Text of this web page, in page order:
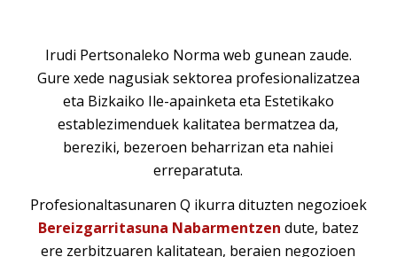
Irudi Pertsonaleko Norma web gunean zaude.
Gure xede nagusiak sektorea profesionalizatzea
eta Bizkaiko Ile-apainketa eta Estetikako
establezimenduek kalitatea bermatzea da,
bereziki, bezeroen beharrizan eta nahiei
erreparatuta.
Profesionaltasunaren Q ikurra dituzten negozioek
Bereizgarritasuna Nabarmentzen dute, batez
ere zerbitzuaren kalitatean, beraien negozioen